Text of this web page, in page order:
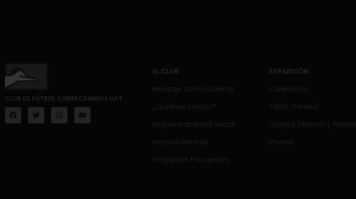
CLUB DE FÚTBOL CORRECAMINOS UAT
EL CLUB
Mensaje del Presidente
¿Quiénes somos?
Responsabilidad Social
Historia Naranja
Preguntas Frecuentes
EXPANSIÓN
Calendario
Tabla General
Cuerpo Técnico y Plantel
Prensa